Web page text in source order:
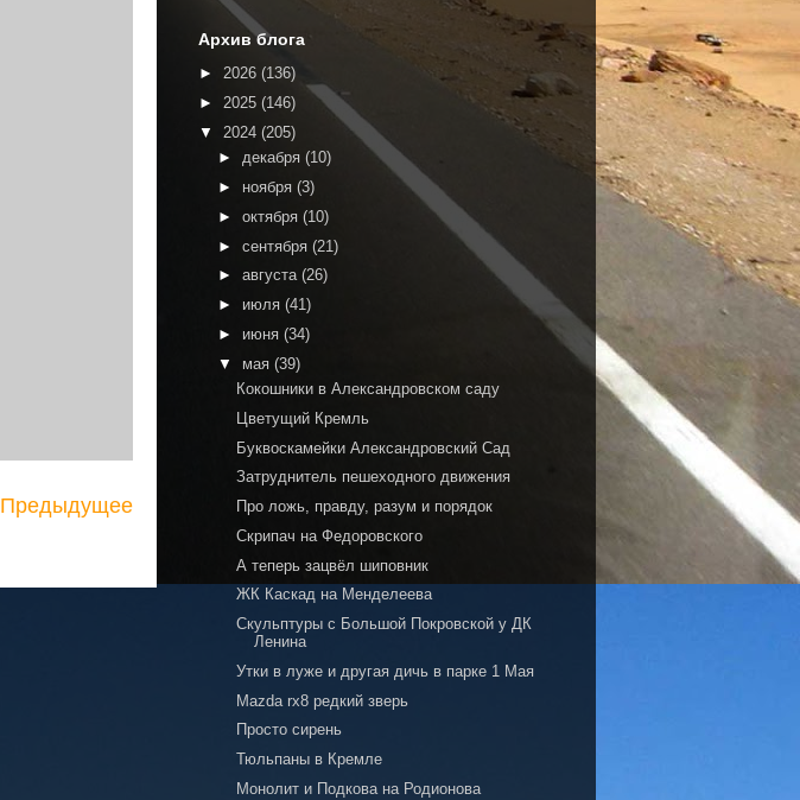
Предыдущее
Архив блога
► 2026 (136)
► 2025 (146)
▼ 2024 (205)
► декабря (10)
► ноября (3)
► октября (10)
► сентября (21)
► августа (26)
► июля (41)
► июня (34)
▼ мая (39)
Кокошники в Александровском саду
Цветущий Кремль
Буквоскамейки Александровский Сад
Затруднитель пешеходного движения
Про ложь, правду, разум и порядок
Скрипач на Федоровского
А теперь зацвёл шиповник
ЖК Каскад на Менделеева
Скульптуры с Большой Покровской у ДК
Ленина
Утки в луже и другая дичь в парке 1 Мая
Mazda rx8 редкий зверь
Просто сирень
Тюльпаны в Кремле
Монолит и Подкова на Родионова